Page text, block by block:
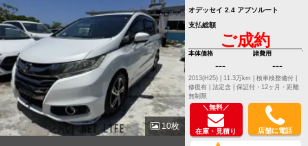
10枚
オデッセイ 2.4 アブソルート
支払総額
ご成約
本体価格
---
諸費用
---
2013(H25) | 11.3万km |
検車検整備付 |
修復有 | 法定含 | 保証付・12ヶ月・距離
無制限
＼無料／
在庫・見積り 店舗に電話